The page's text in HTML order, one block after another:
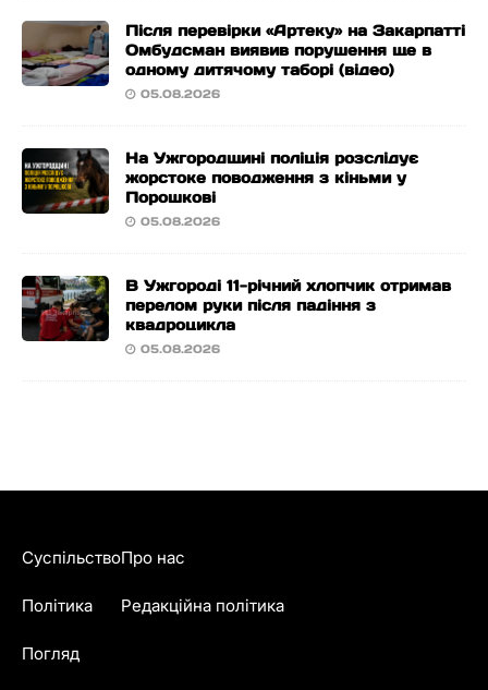
Після перевірки «Артеку» на Закарпатті
Омбудсман виявив порушення ще в
одному дитячому таборі (відео)
05.08.2026
На Ужгородщині поліція розслідує
жорстоке поводження з кіньми у
Порошкові
05.08.2026
В Ужгороді 11-річний хлопчик отримав
перелом руки після падіння з
квадроцикла
05.08.2026
Суспільство
Політика
Погляд
Про нас
Редакційна політика